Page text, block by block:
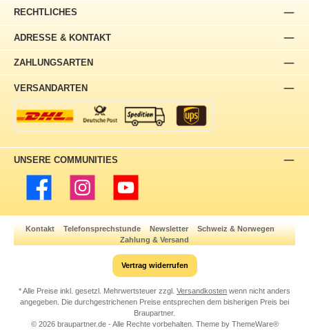
ADRESSE & KONTAKT
RECHTLICHES
ZAHLUNGSARTEN
VERSANDARTEN
UNSERE COMMUNITIES
Facebook Instagram YouTube
Kontakt Telefonsprechstunde Newsletter
Schweiz & Norwegen
Zahlung & Versand
Vertrag widerrufen
* Alle Preise inkl. gesetzl. Mehrwertsteuer zzgl. Versandkosten wenn nicht anders
angegeben. Die durchgestrichenen Preise entsprechen dem bisherigen Preis bei
Braupartner.
© 2026 braupartner.de - Alle Rechte vorbehalten. Theme by ThemeWare®